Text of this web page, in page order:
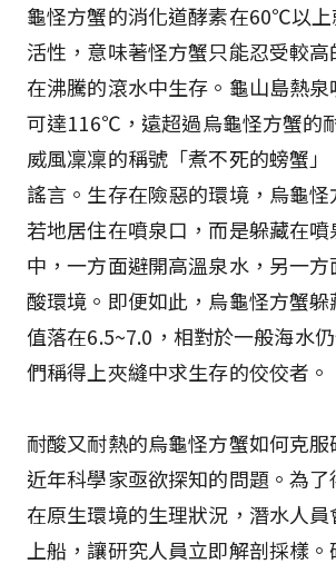
龜怪方蟹的消化道酵素在60℃以
活性，意味著怪方蟹只能忍受較
在沸騰的滾水中生存。龜山島熱
可達116℃，遠超過烏龜怪方蟹的
威風凜凜的稱號「煮不死的螃蟹
謠言。生存在險惡的環境，烏龜
若地居住在噴泉口，而是躲藏在
中，一方面避開高溫泉水，另一
酸環境。即便如此，烏龜怪方蟹
值落在6.5~7.0，相對於一般海水
們稱得上夾縫中求生存的佼佼者。
耐酸又耐熱的烏龜怪方蟹如何克
近年科學家亟欲探知的問題。為
在原生環境的生理狀況，潛水人
上船，讓研究人員立即解剖採樣